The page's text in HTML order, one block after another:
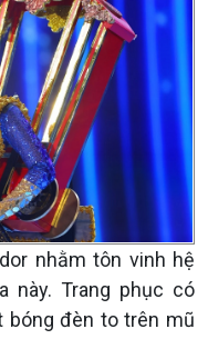
nhằm tôn vinh hệ
này. Trang phục có
bóng đèn to trên mũ